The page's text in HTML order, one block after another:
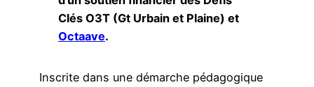
Clés O3T (Gt Urbain et Plaine) et
Octaave.
Inscrite dans une démarche pédagogique